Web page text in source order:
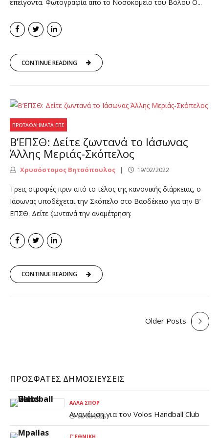
επείγοντα. Φωτογραφία από το Νοσοκομείο του Βόλου Ο...
CONTINUE READING
ΠΡΩΤΑΘΛΉΜΑΤΑ ΕΠΣ
Β’ΕΠΣΘ: Δείτε ζωντανά το Ιάσωνας
Άλλης Μεριάς-Σκόπελος
Χρυσόστομος Βητσόπουλος 19/02/2022
Τρεις στροφές πριν από το τέλος της κανονικής διάρκειας, ο
Ιάσωνας υποδέχεται την Σκόπελο στο Βασδέκειο για την Β’
ΕΠΣΘ. Δείτε ζωντανά την αναμέτρηση:
CONTINUE READING
Older Posts
ΠΡΌΣΦΑΤΕΣ ΔΗΜΟΣΙΕΎΣΕΙΣ
ΆΛΛΑ ΣΠΟΡ
Ανανέωση για τον Volos Handball Club
08/08/2026
Γ’ ΕΘΝΙΚΉ